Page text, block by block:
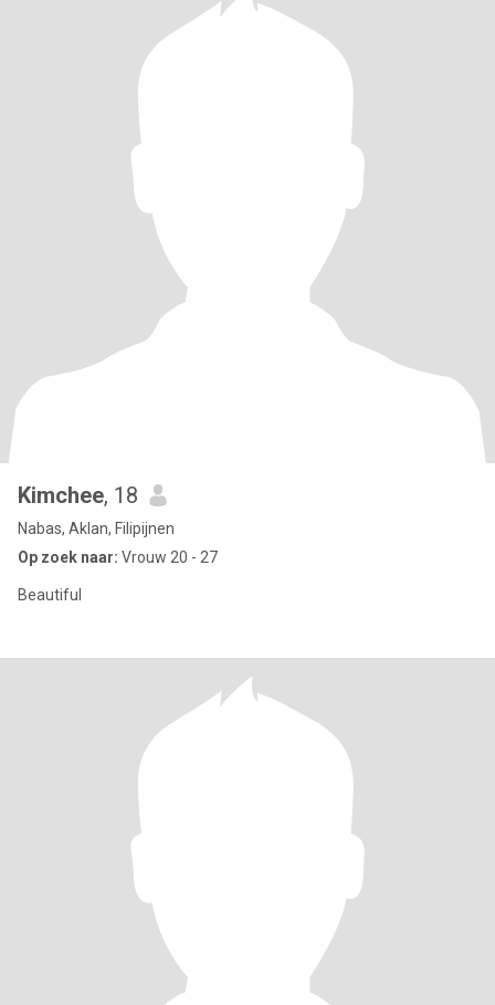
Kimchee, 18
Nabas, Aklan, Filipijnen
Op zoek naar: Vrouw 20 - 27
Beautiful